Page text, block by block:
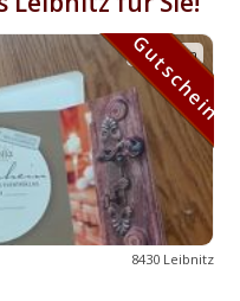
Gutschein
8430 Leibnitz
Gutschein